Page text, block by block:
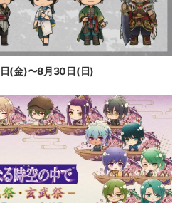
(金)〜8月30日(日)